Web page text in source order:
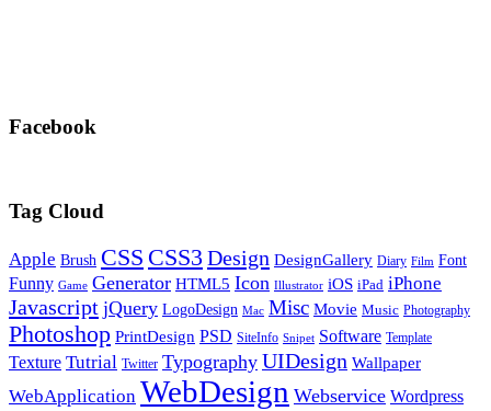
Facebook
Tag Cloud
Apple Brush CSS CSS3 Design DesignGallery Diary Film Font
Funny Game Generator HTML5 Icon Illustrator iOS iPad iPhone
Javascript jQuery LogoDesign Mac Misc Movie Music Photography
Photoshop PrintDesign PSD SiteInfo Snipet Software Template
Texture Tutrial Twitter Typography UIDesign Wallpaper
WebApplication WebDesign Webservice Wordpress